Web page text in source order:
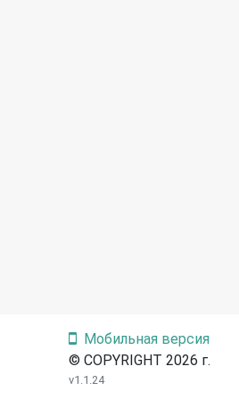
Мобильная версия
© COPYRIGHT 2026 г.
v1.1.24